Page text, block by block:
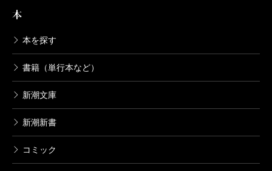
本
本を探す
書籍（単行本など）
新潮文庫
新潮新書
コミック